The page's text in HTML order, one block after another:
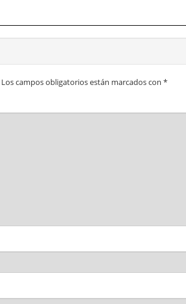
Los campos obligatorios están marcados con *